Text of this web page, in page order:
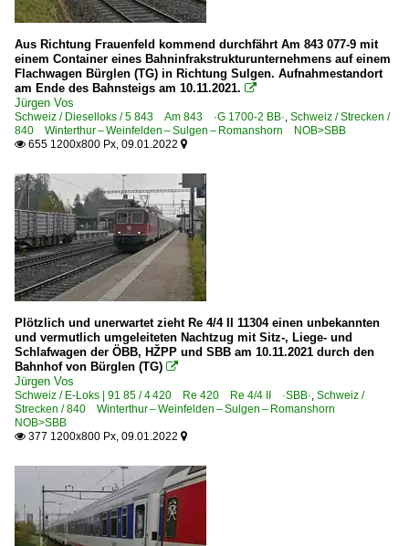
Aus Richtung Frauenfeld kommend durchfährt Am 843 077-9 mit
einem Container eines Bahninfrakstrukturunternehmens auf einem
Flachwagen Bürglen (TG) in Richtung Sulgen. Aufnahmestandort
am Ende des Bahnsteigs am 10.11.2021. 
Jürgen Vos
Schweiz / Dieselloks / 5 843 Am 843 ·G 1700-2 BB·, Schweiz / Strecken /
840 Winterthur – Weinfelden – Sulgen – Romanshorn NOB>SBB
 655 1200x800 Px, 09.01.2022 
Plötzlich und unerwartet zieht Re 4/4 II 11304 einen unbekannten
und vermutlich umgeleiteten Nachtzug mit Sitz-, Liege- und
Schlafwagen der ÖBB, HŽPP und SBB am 10.11.2021 durch den
Bahnhof von Bürglen (TG) 
Jürgen Vos
Schweiz / E-Loks | 91 85 / 4 420 Re 420 Re 4/4 II ·SBB·, Schweiz /
Strecken / 840 Winterthur – Weinfelden – Sulgen – Romanshorn
NOB>SBB
 377 1200x800 Px, 09.01.2022 